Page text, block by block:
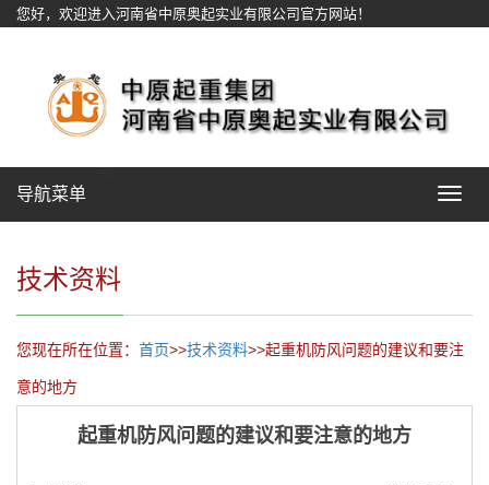
您好，欢迎进入河南省中原奥起实业有限公司官方网站！
Toggle
导航菜单
技术资料
您现在所在位置： 首页>>技术资料>>起重机防风问题的建议和要注
意的地方
起重机防风问题的建议和要注意的地方